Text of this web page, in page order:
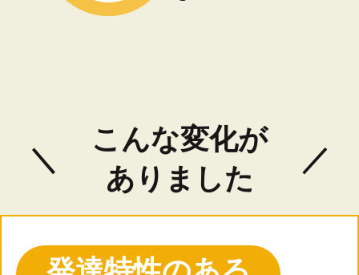
こんな変化が
ありました